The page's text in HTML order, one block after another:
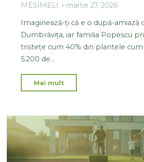
MESIMELI
martie 27, 2026
Imaginează-ți că e o după-amiază
Dumbrăvița, iar familia Popescu
tristețe cum 40% din plantele
5.200 de…
Mai mult